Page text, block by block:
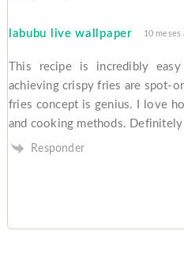
labubu live wallpaper 10 meses
This recipe is incredibly
achieving crispy fries are spot-
fries concept is genius. I love
and cooking methods.
Responder